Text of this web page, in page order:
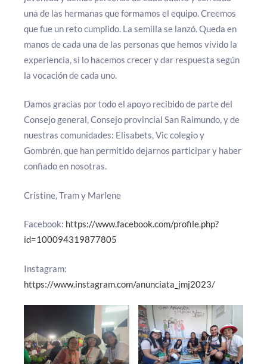
una de las hermanas que formamos el equipo. Creemos
que fue un reto cumplido. La semilla se lanzó. Queda en
manos de cada una de las personas que hemos vivido la
experiencia, si lo hacemos crecer y dar respuesta según
la vocación de cada uno.
Damos gracias por todo el apoyo recibido de parte del
Consejo general, Consejo provincial San Raimundo, y de
nuestras comunidades: Elisabets, Vic colegio y
Gombrén, que han permitido dejarnos participar y haber
confiado en nosotras.
Cristine, Tram y Marlene
Facebook: https://www.facebook.com/profile.php?
id=100094319877805
Instagram:
https://www.instagram.com/anunciata_jmj2023/